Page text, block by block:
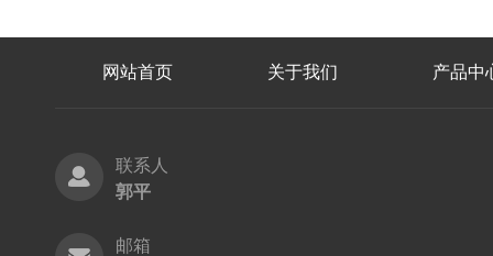
网站首页 关于我们 产品中
联系人
郭平
邮箱